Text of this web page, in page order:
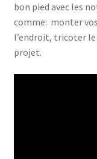
bon pied avec les
comme: monter
l’endroit, tricoter
projet.